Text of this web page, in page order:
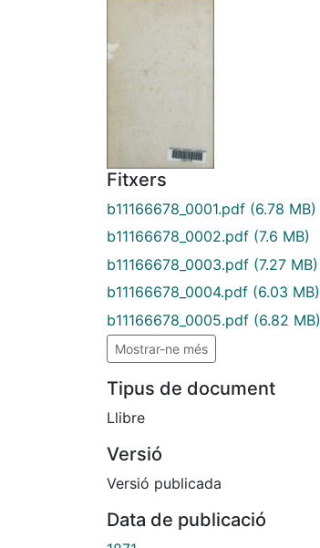
Fitxers
b11166678_0001.pdf (6.78 MB)
b11166678_0002.pdf (7.6 MB)
b11166678_0003.pdf (7.27 MB)
b11166678_0004.pdf (6.03 MB)
b11166678_0005.pdf (6.82 MB)
Mostrar-ne més
Tipus de document
Llibre
Versió
Versió publicada
Data de publicació